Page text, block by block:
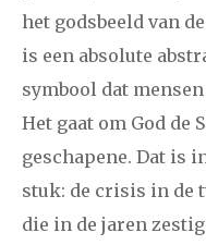
januari februari
augustus
december
2011
januari februari
augustus
het godsbeeld van
is een absolute
symbool dat
Het gaat om God de
geschapene. Dat is
stuk: de crisis in de
die in de jaren